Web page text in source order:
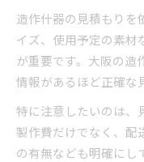
造作什器の見積もりを
イズ、使用予定の素材
が重要です。大阪の造
情報があるほど正確な
特に注意したいのは、
製作費だけでなく、配
の有無なども明確にし